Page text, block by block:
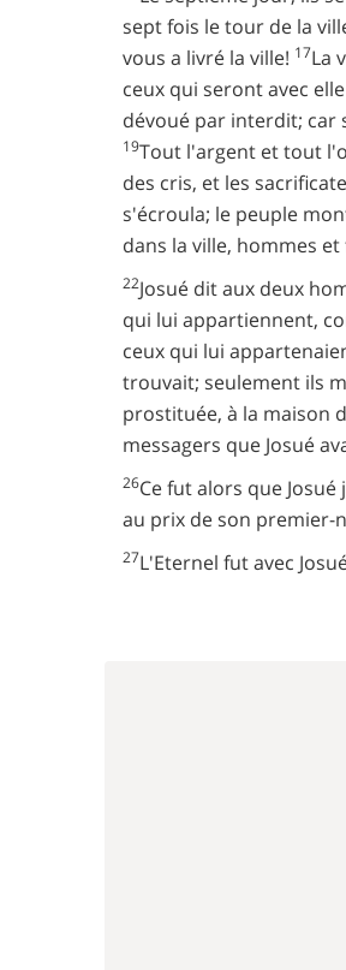
sept fois le tour de la
vous a livré la ville! 17La
ceux qui seront avec
dévoué par interdit; car
19Tout l'argent et tout
des cris, et les
s'écroula; le peuple
dans la ville, hommes
22Josué dit aux deux
qui lui appartiennent,
ceux qui lui
trouvait; seulement ils
prostituée, à la maison
messagers que Josué
26Ce fut alors que
au prix de son premier-
27L'Eternel fut avec